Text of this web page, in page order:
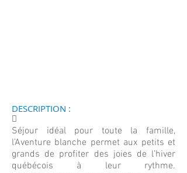
DESCRIPTION :
􀀄
Séjour idéal pour toute la famille,
l’Aventure blanche permet aux petits et
grands de profiter des joies de l’hiver
québécois à leur rythme.